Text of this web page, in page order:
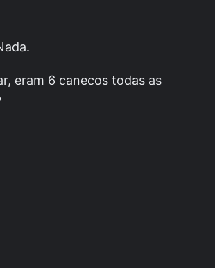
eram 6 canecos todas as